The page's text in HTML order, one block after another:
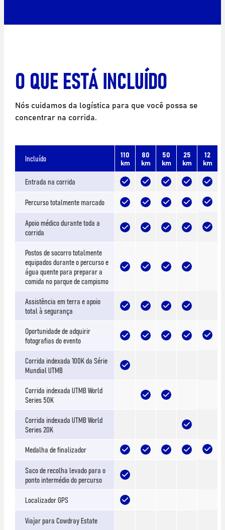
O QUE ESTÁ INCLUÍDO
Nós cuidamos da logística para que você possa se
concentrar na corrida.
Incluído
110
km
80
km
50
km
25
km
12
km
Entrada na corrida
Percurso totalmente marcado
Apoio médico durante toda a
corrida
Postos de socorro totalmente
equipados durante o percurso e
água quente para preparar a
comida no parque de campismo
Assistência em terra e apoio
total à segurança
Oportunidade de adquirir
fotografias do evento
Corrida indexada 100K da Série
Mundial UTMB
Corrida indexada UTMB World
Series 50K
Corrida indexada UTMB World
Series 20K
Medalha de finalizador
Saco de recolha levado para o
ponto intermédio do percurso
Localizador GPS
Viajar para Cowdray Estate